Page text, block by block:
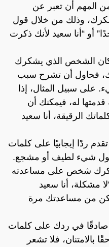
المهم أن تعبر عن
وذلك من خلال قول
أو “أنا سعيد لأنك ذكرت
كان الشخص الذي يشكرك
فحاول أن تشرح سبب
على سبيل المثال، إذا
له، فيمكنك أن
الرقيقة، أنا سعيد
ردًا إيجابيًا على كلمات
شيء لطيف أو مشجع.
شكرك شخص على مساعدته
مشكلة، أنا سعيد
من مساعدتك مرة
صادقًا في ردك على كلمات
بالامتنان، فلا تشعر